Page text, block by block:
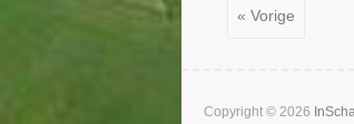
« Vorige
Copyright © 2026